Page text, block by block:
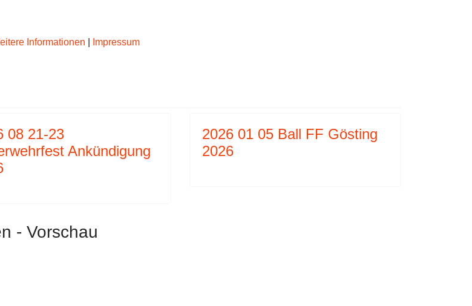
08 21-23
Ankündigung
2026 01 05 Ball FF Gösting
2026
- Vorschau
Informationen Impressum